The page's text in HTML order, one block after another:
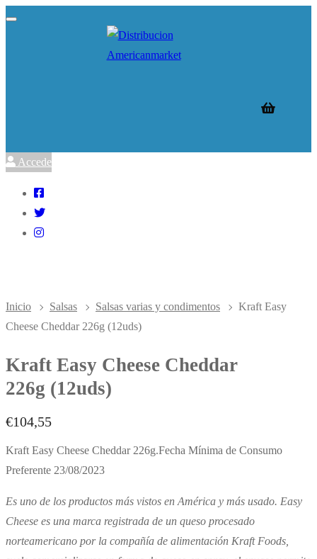
Ir
Menú
Cerrar
Accede
Inicio Salsas Salsas varias y condimentos
Kraft Easy
Cheese Cheddar 226g (12uds)
Kraft Easy Cheese Cheddar
226g (12uds)
€104,55
Kraft Easy Cheese Cheddar 226g.Fecha Mínima de Consumo
Preferente 23/08/2023
Es uno de los productos más vistos en América y más usado. Easy
Cheese es una marca registrada de un queso procesado
norteamericano por la compañía de alimentación Kraft Foods,